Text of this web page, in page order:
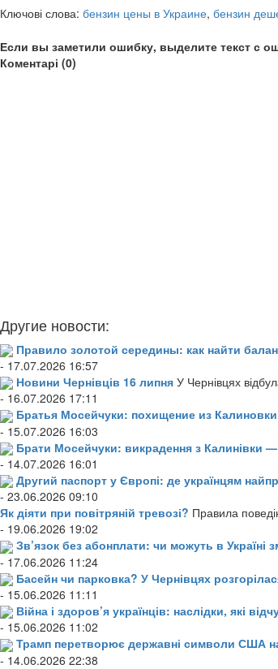
Ключові слова: бензин цены в Украине, бензин
Если вы заметили ошибку, выделите текст с
Коментарі (0)
Другие новости:
Правило золотой середины: как найти
- 17.07.2026 16:57
Новини Чернівців 16 липня У Чернівцях
- 16.07.2026 17:11
Братья Мосейчуки: похищение из
- 15.07.2026 16:03
Брати Мосейчуки: викрадення з Калинівки
- 14.07.2026 16:01
Другий паспорт у Європі: де українцям
- 23.06.2026 09:10
Як діяти при повітряній тревозі? Правила
- 19.06.2026 19:02
Зв’язок без абонплати: чи можуть в
- 17.06.2026 11:24
Басейн чи парковка? У Чернівцях
- 15.06.2026 11:11
Війна і здоров’я українців: наслідки, які
- 15.06.2026 11:02
Трамп перетворює державні символи США
- 14.06.2026 22:38